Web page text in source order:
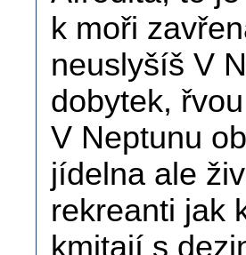
k moři
neuslyšíš V
dobytek,
V Neptunu
jídelna ale
rekreanti jak
kmitají s